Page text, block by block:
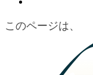
このページは、